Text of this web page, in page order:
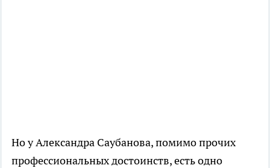
Но у Александра Саубанова, помимо прочих
профессиональных достоинств, есть одно